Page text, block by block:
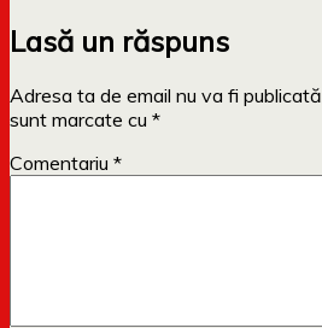
Lasă un răspuns
Adresa ta de email nu va fi publicată.
sunt marcate cu *
Comentariu *